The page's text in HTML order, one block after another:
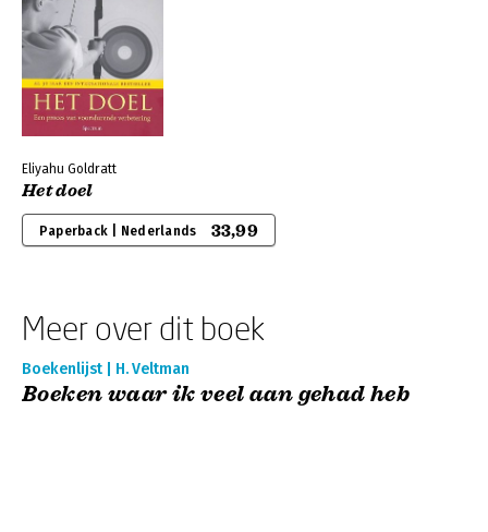
Eliyahu Goldratt
Het doel
Paperback | Nederlands 33,99
Meer over dit boek
Boekenlijst | H. Veltman
Boeken waar ik veel aan gehad heb